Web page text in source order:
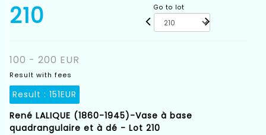
210 Go to lot
100 - 200 EUR
Result with fees
Result : 151EUR
René LALIQUE (1860-1945)-Vase à base
quadrangulaire et à dé - Lot 210